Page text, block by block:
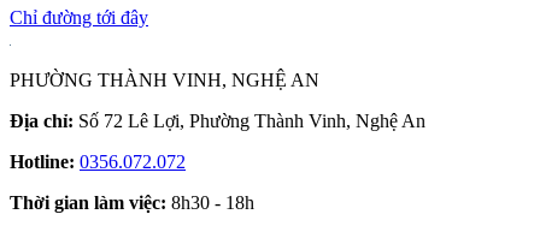
Chỉ đường tới đây
PHƯỜNG THÀNH VINH, NGHỆ AN
Địa chỉ: Số 72 Lê Lợi, Phường Thành Vinh, Nghệ An
Hotline: 0356.072.072
Thời gian làm việc: 8h30 - 18h